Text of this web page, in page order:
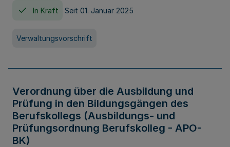
In Kraft Seit 01. Januar 2025
Verwaltungsvorschrift
Verordnung über die Ausbildung und
Prüfung in den Bildungsgängen des
Berufskollegs (Ausbildungs- und
Prüfungsordnung Berufskolleg - APO-
BK)